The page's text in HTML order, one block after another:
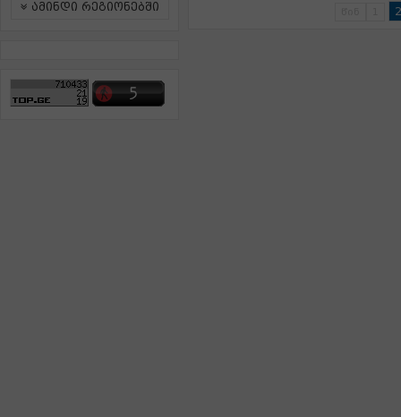
ამინდი რეგიონებში 2